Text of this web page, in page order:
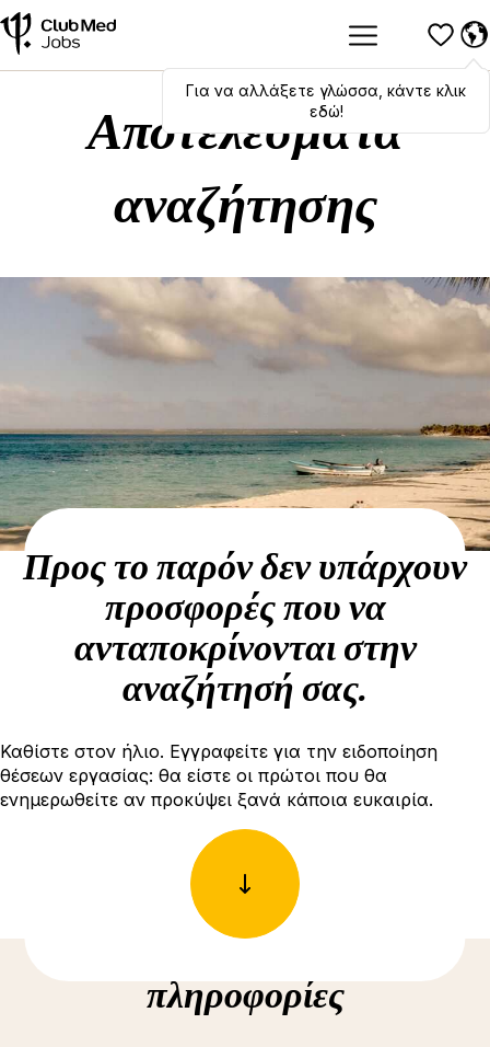
Hola,bonjour ,ciao! To switch
languages, click here!
Για να αλλάξετε γλώσσα, κάντε κλικ
εδώ!
Αποτελέσματα
αναζήτησης
Προς το παρόν δεν υπάρχουν
προσφορές που να
ανταποκρίνονται στην
αναζήτησή σας.
Καθίστε στον ήλιο. Εγγραφείτε για την ειδοποίηση
θέσεων εργασίας: θα είστε οι πρώτοι που θα
ενημερωθείτε αν προκύψει ξανά κάποια ευκαιρία.
πληροφορίες